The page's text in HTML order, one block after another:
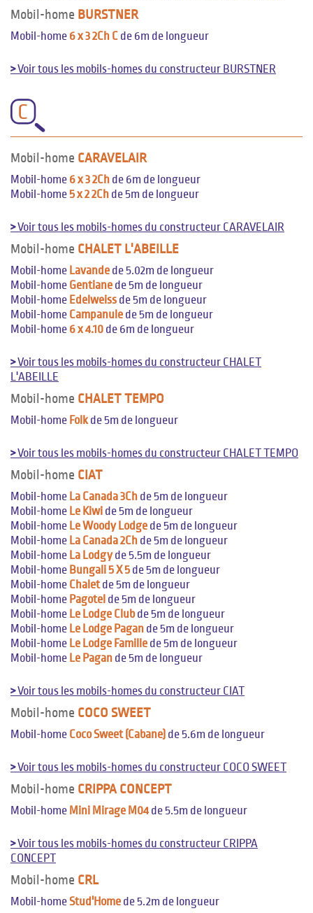
Mobil-home BURSTNER
Mobil-home 6 x 3 2Ch C de 6m de longueur
>Voir tous les mobils-homes du constructeur BURSTNER
C
Mobil-home CARAVELAIR
Mobil-home 6 x 3 2Ch de 6m de longueur
Mobil-home 5 x 2 2Ch de 5m de longueur
>Voir tous les mobils-homes du constructeur CARAVELAIR
Mobil-home CHALET L'ABEILLE
Mobil-home Lavande de 5.02m de longueur
Mobil-home Gentiane de 5m de longueur
Mobil-home Edelweiss de 5m de longueur
Mobil-home Campanule de 5m de longueur
Mobil-home 6 x 4.10 de 6m de longueur
>Voir tous les mobils-homes du constructeur CHALET
L'ABEILLE
Mobil-home CHALET TEMPO
Mobil-home Folkde 5m de longueur
>Voir tous les mobils-homes du constructeur CHALET TEMPO
Mobil-home CIAT
Mobil-home La Canada 3Ch de 5m de longueur
Mobil-home Le Kiwi de 5m de longueur
Mobil-home Le Woody Lodge de 5m de longueur
Mobil-home La Canada 2Ch de 5m de longueur
Mobil-home La Lodgyde 5.5m de longueur
Mobil-home Bungali 5 X 5 de 5m de longueur
Mobil-home Chaletde 5m de longueur
Mobil-home Pagotel de 5m de longueur
Mobil-home Le Lodge Clubde 5m de longueur
Mobil-home Le Lodge Pagan de 5m de longueur
Mobil-home Le Lodge Famille de 5m de longueur
Mobil-home Le Pagan de 5m de longueur
>Voir tous les mobils-homes du constructeur CIAT
Mobil-home COCO SWEET
Mobil-home Coco Sweet (Cabane) de 5.6m de longueur
>Voir tous les mobils-homes du constructeur COCO SWEET
Mobil-home CRIPPA CONCEPT
Mobil-home Mini Mirage M04de 5.5m de longueur
>Voir tous les mobils-homes du constructeur CRIPPA
CONCEPT
Mobil-home CRL
Mobil-homeStud'Home de 5.2m de longueur